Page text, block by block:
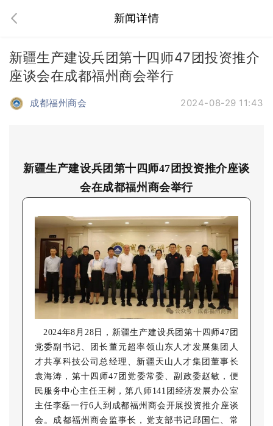
新闻详情
新疆生产建设兵团第十四师47团投资推介
座谈会在成都福州商会举行
成都福州商会 2024-08-29 11:43
新疆生产建设兵团第十四师47团投资推介座谈
会在成都福州商会举行
2024年8月28日，新疆生产建设兵团第十四师47团
党委副书记、团长董元超率领山东人才发展集团人
才共享科技公司总经理、新疆天山人才集团董事长
袁海涛，第十四师47团党委常委、副政委赵敏，便
民服务中心主任王树，第八师141团经济发展办公室
主任李磊一行6人到成都福州商会开展投资推介座谈
会。成都福州商会监事长，党支部书记邱国仁、常